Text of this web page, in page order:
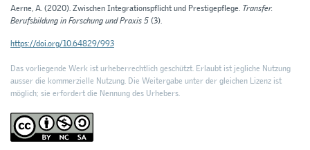
Aerne, A. (2020). Zwischen Integrationspflicht und Prestigepflege. Transfer.
Berufsbildung in Forschung und Praxis 5(3).
https://doi.org/10.64829/993
Das vorliegende Werk ist urheberrechtlich geschützt. Erlaubt ist jegliche Nutzung
ausser die kommerzielle Nutzung. Die Weitergabe unter der gleichen Lizenz ist
möglich; sie erfordert die Nennung des Urhebers.